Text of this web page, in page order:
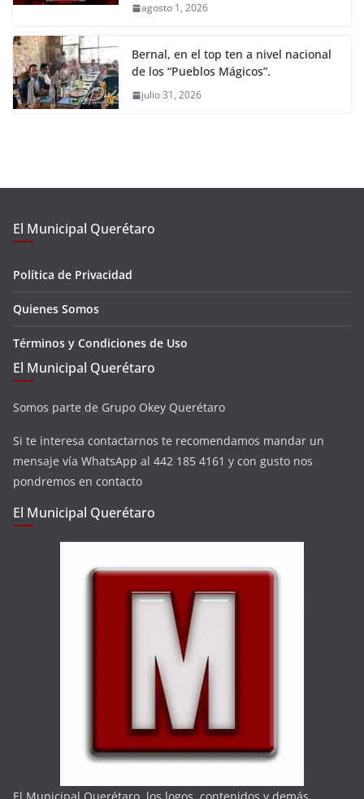
agosto 1, 2026
Bernal, en el top ten a nivel nacional
de los “Pueblos Mágicos”.
julio 31, 2026
El Municipal Querétaro
Política de Privacidad
Quienes Somos
Términos y Condiciones de Uso
El Municipal Querétaro
Somos parte de Grupo Okey Querétaro
Si te interesa contactarnos te recomendamos mandar un
mensaje vía WhatsApp al 442 185 4161 y con gusto nos
pondremos en contacto
El Municipal Querétaro